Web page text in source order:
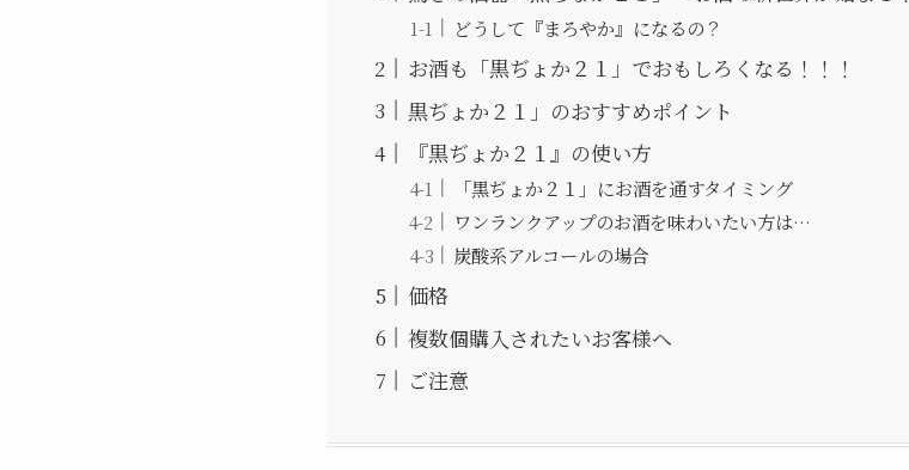
どうして『まろやか』になるの？
お酒も「黒ぢょか２１」でおもしろくなる！！！
黒ぢょか２１」のおすすめポイント
『黒ぢょか２１』の使い方
「黒ぢょか２１」にお酒を通すタイミング
ワンランクアップのお酒を味わいたい方は…
炭酸系アルコールの場合
価格
複数個購入されたいお客様へ
ご注意